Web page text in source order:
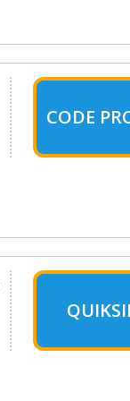
CODE